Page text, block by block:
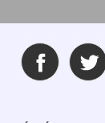
Facebook